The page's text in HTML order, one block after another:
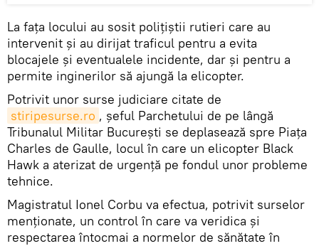
La fața locului au sosit polițiștii rutieri care au
intervenit și au dirijat traficul pentru a evita
blocajele și eventualele incidente, dar și pentru a
permite inginerilor să ajungă la elicopter.
Potrivit unor surse judiciare citate de
stiripesurse.ro , șeful Parchetului de pe lângă
Tribunalul Militar București se deplasează spre Piața
Charles de Gaulle, locul în care un elicopter Black
Hawk a aterizat de urgență pe fondul unor probleme
tehnice.
Magistratul Ionel Corbu va efectua, potrivit surselor
menționate, un control în care va veridica și
respectarea întocmai a normelor de sănătate în